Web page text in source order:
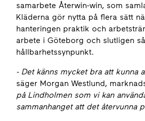
samarbete Återwin-win, som
Kläderna gör nytta på flera sätt
hanteringen praktik och
arbete i Göteborg och slutligen
hållbarhetssynpunkt.
- Det känns mycket bra att kunna
säger Morgan Westlund,
på Lindholmen som vi kan
sammanhanget att det återvunna